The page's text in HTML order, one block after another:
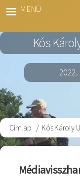
MENÜ
Kós
Morzsa
Címlap Kós Károly